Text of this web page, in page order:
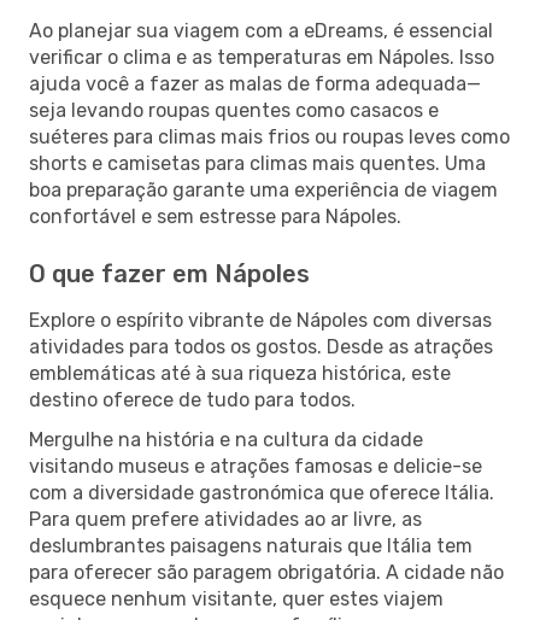
Ao planejar sua viagem com a eDreams, é essencial
verificar o clima e as temperaturas em Nápoles. Isso
ajuda você a fazer as malas de forma adequada—
seja levando roupas quentes como casacos e
suéteres para climas mais frios ou roupas leves como
shorts e camisetas para climas mais quentes. Uma
boa preparação garante uma experiência de viagem
confortável e sem estresse para Nápoles.
O que fazer em Nápoles
Explore o espírito vibrante de Nápoles com diversas
atividades para todos os gostos. Desde as atrações
emblemáticas até à sua riqueza histórica, este
destino oferece de tudo para todos.
Mergulhe na história e na cultura da cidade
visitando museus e atrações famosas e delicie-se
com a diversidade gastronómica que oferece Itália.
Para quem prefere atividades ao ar livre, as
deslumbrantes paisagens naturais que Itália tem
para oferecer são paragem obrigatória. A cidade não
esquece nenhum visitante, quer estes viajem